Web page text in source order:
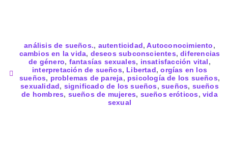
análisis de sueños., autenticidad,Autoconocimiento,
cambios en la vida, deseos subconscientes,diferencias
de género, fantasías sexuales, insatisfacción vital,
interpretación de sueños, Libertad,orgías en los
sueños, problemas de pareja, psicología de los sueños,
sexualidad, significado de los sueños, sueños, sueños
de hombres, sueños de mujeres, sueños eróticos, vida
sexual